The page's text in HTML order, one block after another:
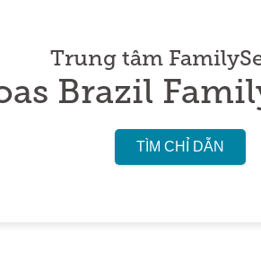
Trung tâm
Brazil
TÌM CHỈ DẪN